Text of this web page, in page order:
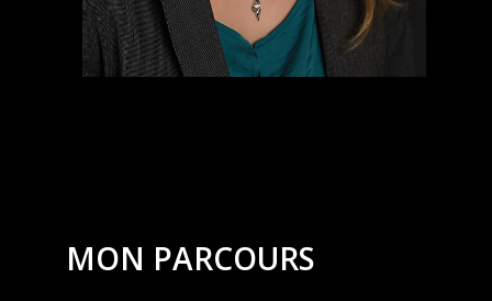
MON PARCOURS